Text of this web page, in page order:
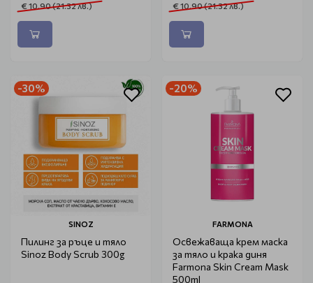
€ 10.90 (21.32 лв.) € 10.90 (21.32 лв.)
-30%
SINOZ
Пилинг за ръце и тяло
Sinoz Body Scrub 300g
-20%
FARMONA
Освежаваща крем маска
за тяло и крака диня
Farmona Skin Cream Mask
500ml